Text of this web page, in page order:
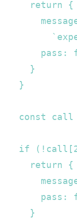
return
pass:
    }
  }
const
if
return
pass:
    }